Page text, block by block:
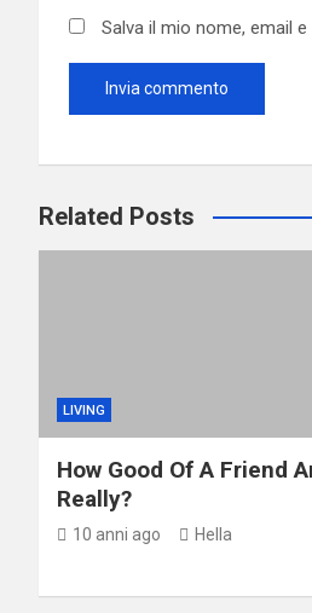
Salva il mio nome, email
Related Posts
LIVING
How Good Of A Friend
Really?
10 anni ago Hella